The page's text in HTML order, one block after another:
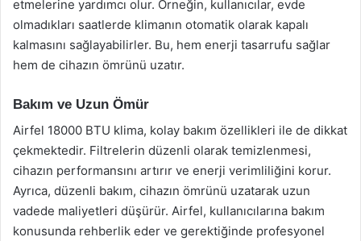
etmelerine yardımcı olur. Örneğin, kullanıcılar, evde
olmadıkları saatlerde klimanın otomatik olarak kapalı
kalmasını sağlayabilirler. Bu, hem enerji tasarrufu sağlar
hem de cihazın ömrünü uzatır.
Bakım ve Uzun Ömür
Airfel 18000 BTU klima, kolay bakım özellikleri ile de dikkat
çekmektedir. Filtrelerin düzenli olarak temizlenmesi,
cihazın performansını artırır ve enerji verimliliğini korur.
Ayrıca, düzenli bakım, cihazın ömrünü uzatarak uzun
vadede maliyetleri düşürür. Airfel, kullanıcılarına bakım
konusunda rehberlik eder ve gerektiğinde profesyonel